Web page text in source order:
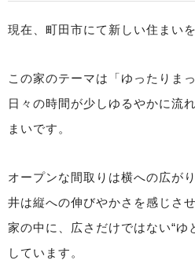
現在、町田市にて新しい住まい
この家のテーマは「ゆったりまっ
日々の時間が少しゆるやかに流
まいです。
オープンな間取りは横への広が
井は縦への伸びやかさを感じさせ
家の中に、広さだけではない“ゆ
しています。